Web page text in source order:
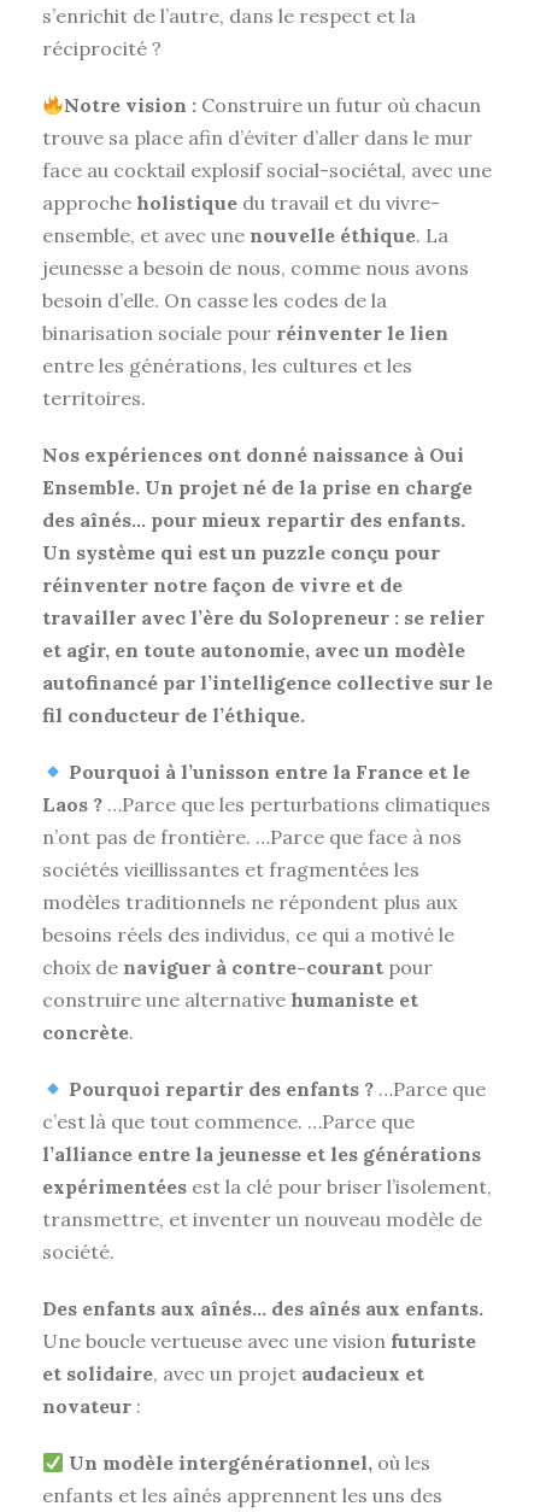
s’enrichit de l’autre, dans le respect et la
réciprocité ?
Notre vision : Construire un futur où chacun
trouve sa place afin d’éviter d’aller dans le mur
face au cocktail explosif social-sociétal, avec une
approche holistique du travail et du vivre-
ensemble, et avec une nouvelle éthique. La
jeunesse a besoin de nous, comme nous avons
besoin d’elle. On casse les codes de la
binarisation sociale pour réinventer le lien
entre les générations, les cultures et les
territoires.
Nos expériences ont donné naissance à Oui
Ensemble. Un projet né de la prise en charge
des aînés… pour mieux repartir des enfants.
Un système qui est un puzzle conçu pour
réinventer notre façon de vivre et de
travailler avec l’ère du Solopreneur : se relier
et agir, en toute autonomie, avec un modèle
autofinancé par l’intelligence collective sur le
fil conducteur de l’éthique.
Pourquoi à l’unisson entre la France et le
Laos ? …Parce que les perturbations climatiques
n’ont pas de frontière. …Parce que face à nos
sociétés vieillissantes et fragmentées les
modèles traditionnels ne répondent plus aux
besoins réels des individus, ce qui a motivé le
choix de naviguer à contre-courant pour
construire une alternative humaniste et
concrète.
Pourquoi repartir des enfants ? …Parce que
c’est là que tout commence. …Parce que
l’alliance entre la jeunesse et les générations
expérimentées est la clé pour briser l’isolement,
transmettre, et inventer un nouveau modèle de
société.
Des enfants aux aînés… des aînés aux enfants.
Une boucle vertueuse avec une vision futuriste
et solidaire, avec un projet audacieux et
novateur :
Un modèle intergénérationnel, où les
enfants et les aînés apprennent les uns des